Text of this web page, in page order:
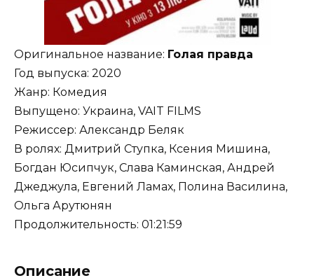
Оригинальное название: Голая правда
Год выпуска: 2020
Жанр: Комедия
Выпущено: Украина, VAIT FILMS
Режиссер: Александр Беляк
В ролях: Дмитрий Ступка, Ксения Мишина,
Богдан Юсипчук, Слава Каминская, Андрей
Джеджула, Евгений Ламах, Полина Василина,
Ольга Арутюнян
Продолжительность: 01:21:59
Описание